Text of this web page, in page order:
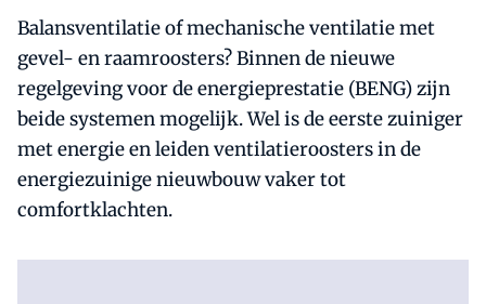
Balansventilatie of mechanische ventilatie met
gevel- en raamroosters? Binnen de nieuwe
regelgeving voor de energieprestatie (BENG) zijn
beide systemen mogelijk. Wel is de eerste zuiniger
met energie en leiden ventilatieroosters in de
energiezuinige nieuwbouw vaker tot
comfortklachten.